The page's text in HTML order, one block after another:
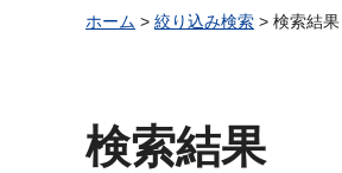
ホーム > 絞り込み検索 > 検索結果
検索結果